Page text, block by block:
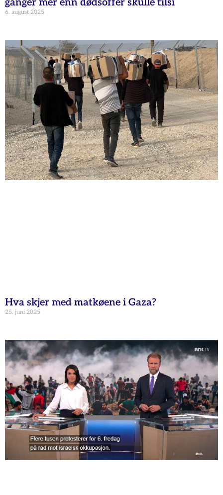
ganger mer enn dødsoffer skulle tilsi
6. august 2025
Hva skjer med matkøene i Gaza?
25. juni 2025